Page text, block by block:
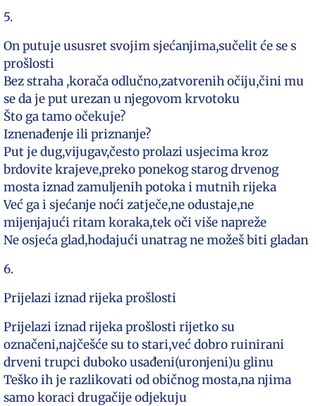
5.
On putuje ususret svojim sjećanjima,sučelit će se s
prošlosti
Bez straha ,korača odlučno,zatvorenih očiju,čini mu
se da je put urezan u njegovom krvotoku
Što ga tamo očekuje?
Iznenađenje ili priznanje?
Put je dug,vijugav,često prolazi usjecima kroz
brdovite krajeve,preko ponekog starog drvenog
mosta iznad zamuljenih potoka i mutnih rijeka
Već ga i sjećanje noći zatječe,ne odustaje,ne
mijenjajući ritam koraka,tek oči više napreže
Ne osjeća glad,hodajući unatrag ne možeš biti gladan
6.
Prijelazi iznad rijeka prošlosti
Prijelazi iznad rijeka prošlosti rijetko su
označeni,najčešće su to stari,već dobro ruinirani
drveni trupci duboko usađeni(uronjeni)u glinu
Teško ih je razlikovati od običnog mosta,na njima
samo koraci drugačije odjekuju